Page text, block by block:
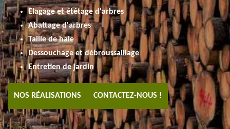
Elagage et étêtage d'arbres
Abattage d'arbres
Taille de haie
Dessouchage et débroussaillage
Entretien de jardin
NOS RÉALISATIONS CONTACTEZ-NOUS !